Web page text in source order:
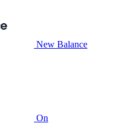
New Balance
On